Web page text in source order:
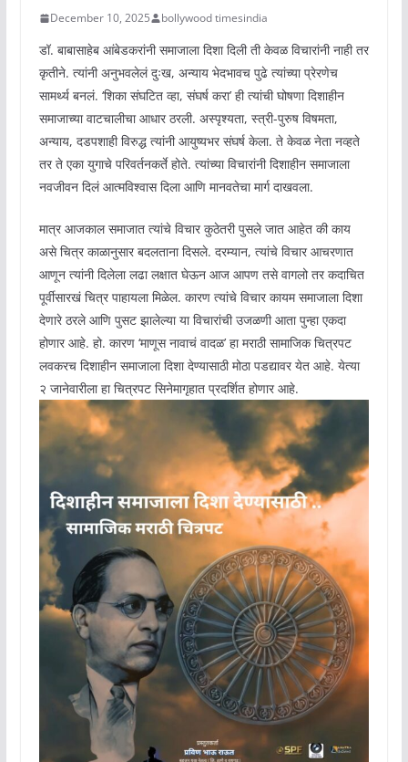
December 10, 2025 bollywood timesindia
डॉ. बाबासाहेब आंबेडकरांनी समाजाला दिशा दिली ती केवळ विचारांनी नाही तर
कृतीने. त्यांनी अनुभवलेलं दुःख, अन्याय भेदभावच पुढे त्यांच्या प्रेरणेच
सामर्थ्य बनलं. ‘शिका संघटित व्हा, संघर्ष करा’ ही त्यांची घोषणा दिशाहीन
समाजाच्या वाटचालीचा आधार ठरली. अस्पृश्यता, स्त्री-पुरुष विषमता,
अन्याय, दडपशाही विरुद्ध त्यांनी आयुष्यभर संघर्ष केला. ते केवळ नेता नव्हते
तर ते एका युगाचे परिवर्तनकर्ते होते. त्यांच्या विचारांनी दिशाहीन समाजाला
नवजीवन दिलं आत्मविश्वास दिला आणि मानवतेचा मार्ग दाखवला.
मात्र आजकाल समाजात त्यांचे विचार कुठेतरी पुसले जात आहेत की काय
असे चित्र काळानुसार बदलताना दिसले. दरम्यान, त्यांचे विचार आचरणात
आणून त्यांनी दिलेला लढा लक्षात घेऊन आज आपण तसे वागलो तर कदाचित
पूर्वीसारखं चित्र पाहायला मिळेल. कारण त्यांचे विचार कायम समाजाला दिशा
देणारे ठरले आणि पुसट झालेल्या या विचारांची उजळणी आता पुन्हा एकदा
होणार आहे. हो. कारण ‘माणूस नावाचं वादळ’ हा मराठी सामाजिक चित्रपट
लवकरच दिशाहीन समाजाला दिशा देण्यासाठी मोठा पडद्यावर येत आहे. येत्या
२ जानेवारीला हा चित्रपट सिनेमागृहात प्रदर्शित होणार आहे.